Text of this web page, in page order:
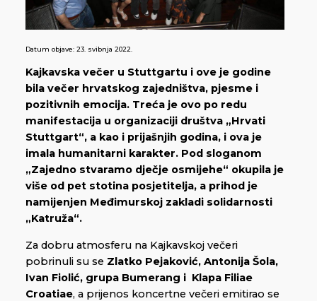
Datum objave: 23. svibnja 2022.
Kajkavska večer u Stuttgartu i ove je godine
bila večer hrvatskog zajedništva, pjesme i
pozitivnih emocija. Treća je ovo po redu
manifestacija u organizaciji društva „Hrvati
Stuttgart“, a kao i prijašnjih godina, i ova je
imala humanitarni karakter. Pod sloganom
„Zajedno stvaramo dječje osmijehe“ okupila je
više od pet stotina posjetitelja, a prihod je
namijenjen Međimurskoj zakladi solidarnosti
„Katruža“.
Za dobru atmosferu na Kajkavskoj večeri
pobrinuli su se Zlatko Pejaković, Antonija Šola,
Ivan Fiolić, grupa Bumerang i Klapa Filiae
Croatiae, a prijenos koncertne večeri emitirao se